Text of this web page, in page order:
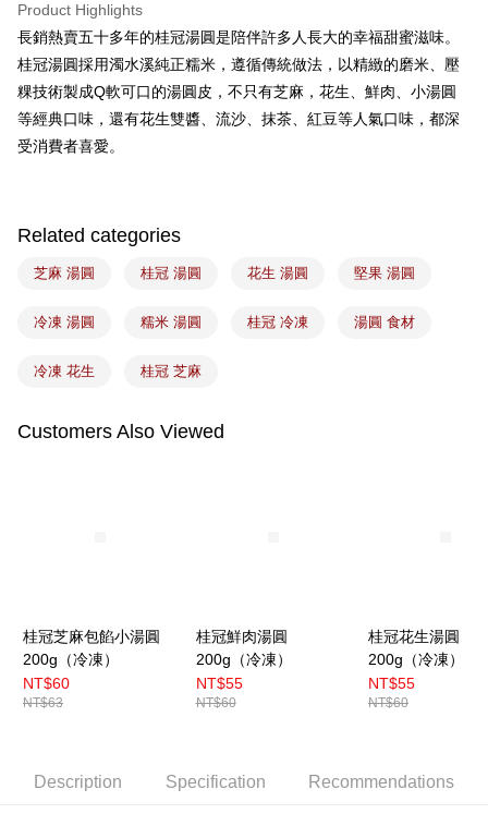
Shipping Method
NT$200/order | Free shipping on orders of NT$2,500 or more
黑貓冷凍宅配-(限重20kg以下)
Product Highlights
長銷熱賣五十多年的桂冠湯圓是陪伴許多人長大的幸福甜蜜滋味。
桂冠湯圓採用濁水溪純正糯米，遵循傳統做法，以精緻的磨米、壓
粿技術製成Q軟可口的湯圓皮，不只有芝麻，花生、鮮肉、小湯圓
等經典口味，還有花生雙醬、流沙、抹茶、紅豆等人氣口味，都深
受消費者喜愛。
Related categories
芝麻 湯圓 桂冠 湯圓 花生 湯圓 堅果 湯圓
冷凍 湯圓 糯米 湯圓 桂冠 冷凍 湯圓 食材
冷凍 花生 桂冠 芝麻
Customers Also Viewed
桂冠芝麻包餡小湯圓
200g（冷凍）
NT$60
NT$63
桂冠鮮肉湯圓
200g（冷凍）
NT$55
NT$60
桂冠花生湯圓
200g（冷凍）
NT$55
NT$60
Description Specification Recommendations